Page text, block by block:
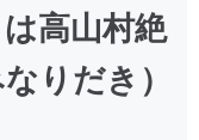
高山村絶
りだき）